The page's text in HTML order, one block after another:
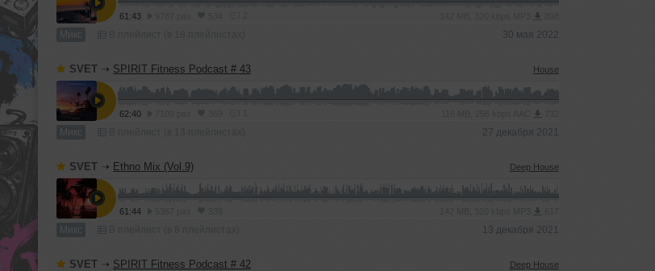
61:43
Микс 30 мая 2022
SVET ➝ SPIRIT Fitness Podcast # 43 House
62:40
Микс 27 декабря 2021
SVET ➝ Ethno Mix (Vol.9) Deep House
61:44
Микс 13 декабря 2021
SVET ➝ SPIRIT Fitness Podcast # 42 Deep House